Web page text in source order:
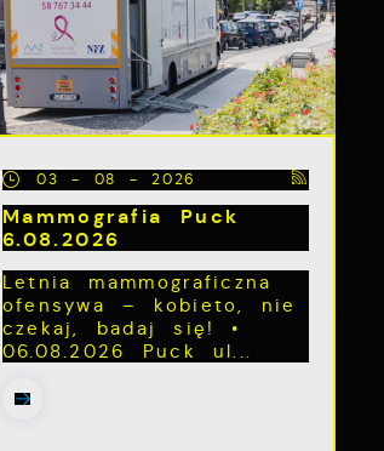
03 - 08 - 2026
Mammografia Puck
6.08.2026
Letnia mammograficzna
ofensywa – kobieto, nie
czekaj, badaj się! •
06.08.2026 Puck ul...